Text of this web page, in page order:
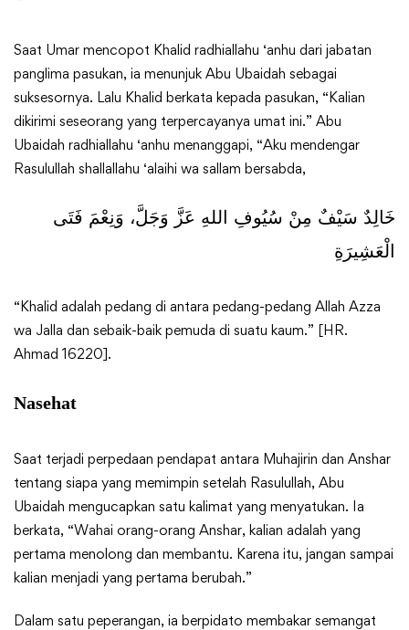
Saat Umar mencopot Khalid radhiallahu ‘anhu dari jabatan
panglima pasukan, ia menunjuk Abu Ubaidah sebagai
suksesornya. Lalu Khalid berkata kepada pasukan, “Kalian
dikirimi seseorang yang terpercayanya umat ini.” Abu
Ubaidah radhiallahu ‘anhu menanggapi, “Aku mendengar
Rasulullah shallallahu ‘alaihi wa sallam bersabda,
خَالِدٌ سَيْفٌ مِنْ سُيُوفِ اللهِ عَزَّ وَجَلَّ، وَنِعْمَ فَتَى
الْعَشِيرَةِ
“Khalid adalah pedang di antara pedang-pedang Allah Azza
wa Jalla dan sebaik-baik pemuda di suatu kaum.” [HR.
Ahmad 16220].
Nasehat
Saat terjadi perpedaan pendapat antara Muhajirin dan Anshar
tentang siapa yang memimpin setelah Rasulullah, Abu
Ubaidah mengucapkan satu kalimat yang menyatukan. Ia
berkata, “Wahai orang-orang Anshar, kalian adalah yang
pertama menolong dan membantu. Karena itu, jangan sampai
kalian menjadi yang pertama berubah.”
Dalam satu peperangan, ia berpidato membakar semangat